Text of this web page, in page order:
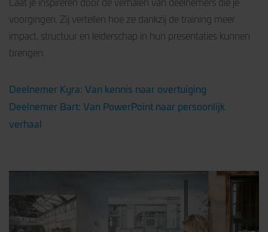
voorgingen. Zij vertellen hoe ze dankzij de training meer
impact, structuur en leiderschap in hun presentaties kunnen
brengen.
Deelnemer Kyra: Van kennis naar overtuiging
Deelnemer Bart: Van PowerPoint naar persoonlijk
verhaal